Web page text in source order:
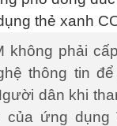
không phải
thông tin
dân khi
của ứng dụng